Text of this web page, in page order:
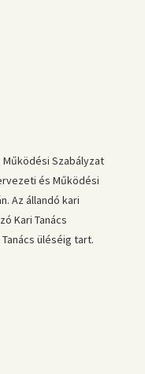
Szabályzat
és Működési
Az állandó kari
Kari Tanács
üléséig tart.